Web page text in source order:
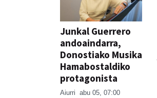
Junkal Guerrero
andoaindarra,
Donostiako Musika
Hamabostaldiko
protagonista
Aiurri abu 05, 07:00